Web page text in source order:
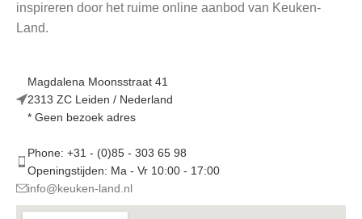
inspireren door het ruime online aanbod van Keuken-
Land.
Magdalena Moonsstraat 41
2313 ZC Leiden / Nederland
* Geen bezoek adres
Phone: +31 - (0)85 - 303 65 98
Openingstijden: Ma - Vr 10:00 - 17:00
info@keuken-land.nl